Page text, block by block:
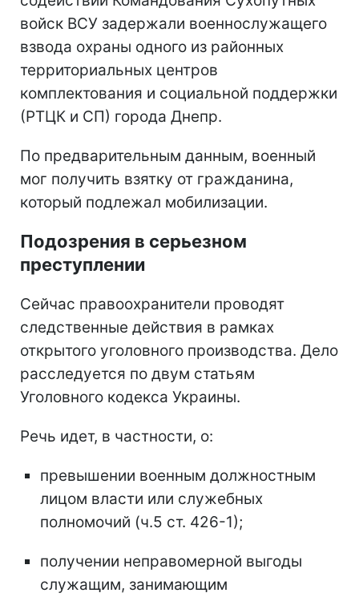
войск ВСУ задержали военнослужащего
взвода охраны одного из районных
территориальных центров
комплектования и социальной поддержки
(РТЦК и СП) города Днепр.
По предварительным данным, военный
мог получить взятку от гражданина,
который подлежал мобилизации.
Подозрения в серьезном
преступлении
Сейчас правоохранители проводят
следственные действия в рамках
открытого уголовного производства. Дело
расследуется по двум статьям
Уголовного кодекса Украины.
Речь идет, в частности, о:
превышении военным должностным
лицом власти или служебных
полномочий (ч.5 ст. 426-1);
получении неправомерной выгоды
служащим, занимающим